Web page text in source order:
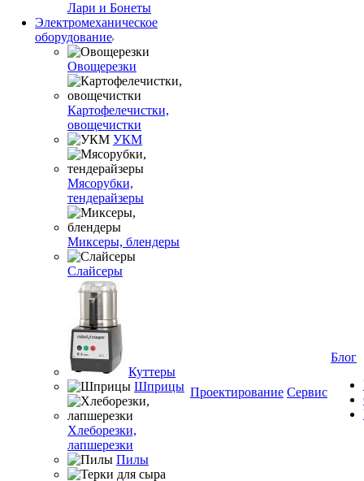
Лари и Бонеты
Электромеханическое
оборудование
Овощерезки
Картофелечистки,
овощечистки
УКМ
Мясорубки,
тендерайзеры
Миксеры, блендеры
Слайсеры
Куттеры
Шприцы
Хлеборезки,
лапшерезки
Пилы
Проектирование Сервис
Блог